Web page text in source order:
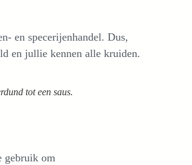
en specerijenhandel. Dus,
en jullie kennen alle kruiden.
tot een saus.
gebruik om